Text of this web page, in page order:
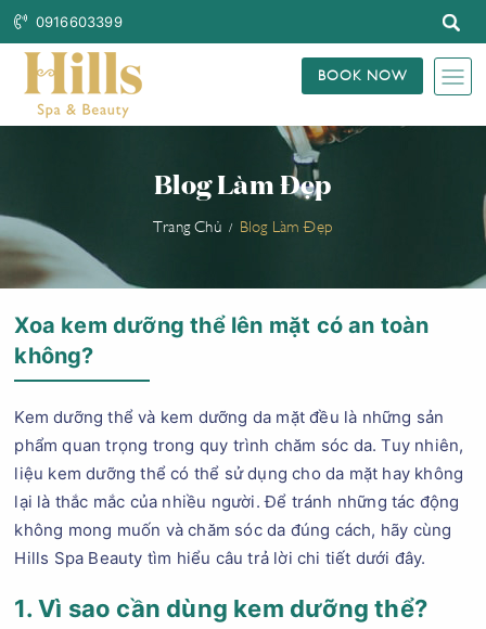
0916603399
BOOK NOW
Blog Làm Đẹp
Trang Chủ Blog Làm Đẹp
Xoa kem dưỡng thể lên mặt có an toàn
không?
Kem dưỡng thể và kem dưỡng da mặt đều là những sản
phẩm quan trọng trong quy trình chăm sóc da. Tuy nhiên,
liệu kem dưỡng thể có thể sử dụng cho da mặt hay không
lại là thắc mắc của nhiều người. Để tránh những tác động
không mong muốn và chăm sóc da đúng cách, hãy cùng
Hills Spa Beauty tìm hiểu câu trả lời chi tiết dưới đây.
1. Vì sao cần dùng kem dưỡng thể?